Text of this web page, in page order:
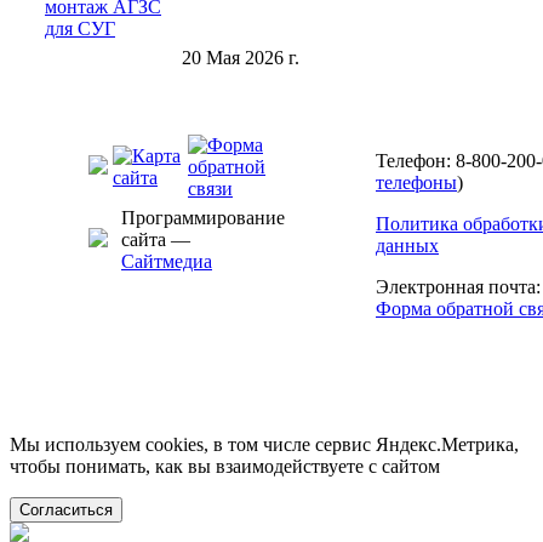
20 Мая 2026 г.
Программирование
сайта —
Сайтмедиа
Телефон: 8-800-
телефоны)
Политика
данных
Электронная
Форма обратной
Мы используем cookies, в том числе сервис Яндекс.Метрика,
чтобы понимать, как вы взаимодействуете с сайтом
Согласиться